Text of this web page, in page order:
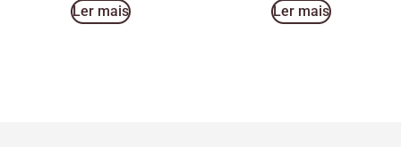
Ler mais Ler mais